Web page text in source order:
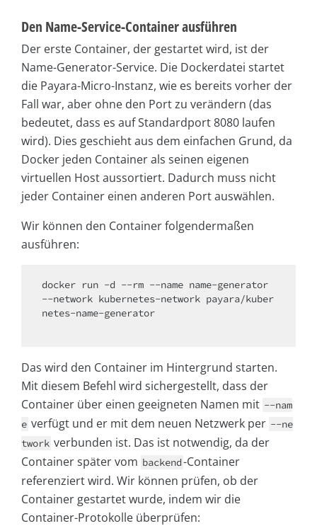
Den Name-Service-Container ausführen
Der erste Container, der gestartet wird, ist der
Name-Generator-Service. Die Dockerdatei startet
die Payara-Micro-Instanz, wie es bereits vorher der
Fall war, aber ohne den Port zu verändern (das
bedeutet, dass es auf Standardport 8080 laufen
wird). Dies geschieht aus dem einfachen Grund, da
Docker jeden Container als seinen eigenen
virtuellen Host aussortiert. Dadurch muss nicht
jeder Container einen anderen Port auswählen.
Wir können den Container folgendermaßen
ausführen:
docker run -d --rm --name name-generator
--network kubernetes-network payara/kuber
netes-name-generator
Das wird den Container im Hintergrund starten.
Mit diesem Befehl wird sichergestellt, dass der
Container über einen geeigneten Namen mit --nam
e verfügt und er mit dem neuen Netzwerk per --ne
twork verbunden ist. Das ist notwendig, da der
Container später vom backend-Container
referenziert wird. Wir können prüfen, ob der
Container gestartet wurde, indem wir die
Container-Protokolle überprüfen: